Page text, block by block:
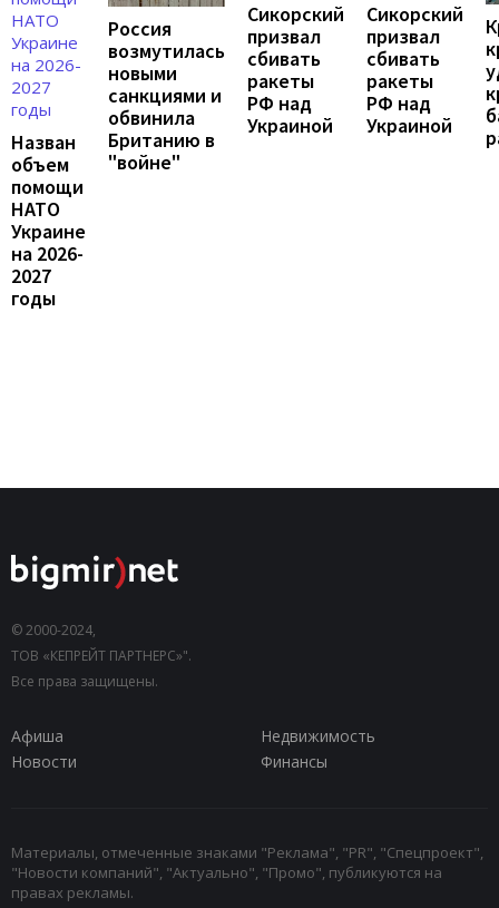
Назван
объем
помощи
НАТО
Украине
на 2026-
2027
годы
Россия
возмутилась
новыми
санкциями и
обвинила
Британию в
"войне"
Сикорский
призвал
сбивать
ракеты
РФ над
Украиной
Сикорский
призвал
сбивать
ракеты
РФ над
Украиной
© 2000-2024,
ТОВ «КЕПРЕЙТ ПАРТНЕРС»".
Все права защищены.
Афиша
Недвижимость
Новости
Финансы
Материалы, отмеченные знаками "Реклама", "PR", "Спецпроект",
"Новости компаний", "Актуально", "Промо", публикуются на
правах рекламы.